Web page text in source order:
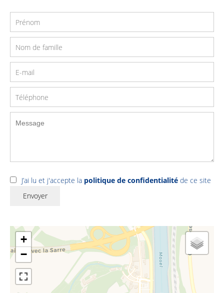
J’ai lu et j'accepte la politique de confidentialité de ce site
Envoyer
+
−